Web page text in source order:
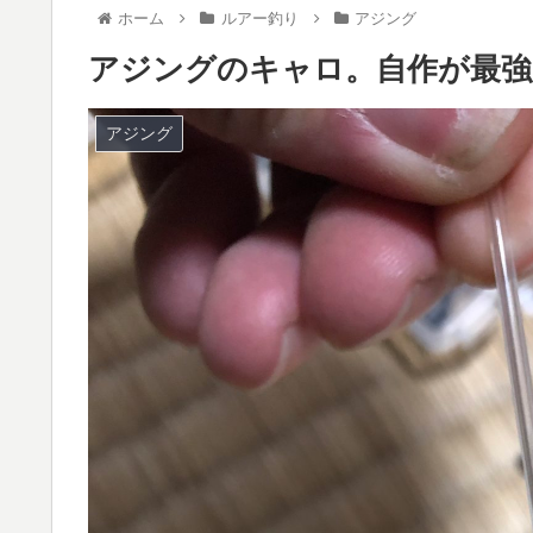
ホーム ルアー釣り アジング
アジングのキャロ。自作が最
アジング